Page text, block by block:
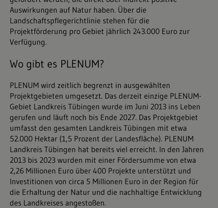
Auswirkungen auf Natur haben. Über die
Landschaftspflegerichtlinie stehen für die
Projektförderung pro Gebiet jährlich 243.000 Euro zur
Verfügung.
Wo gibt es PLENUM?
PLENUM wird zeitlich begrenzt in ausgewählten
Projektgebieten umgesetzt. Das derzeit einzige PLENUM-
Gebiet Landkreis Tübingen wurde im Juni 2013 ins Leben
gerufen und läuft noch bis Ende 2027. Das Projektgebiet
umfasst den gesamten Landkreis Tübingen mit etwa
52.000 Hektar (1,5 Prozent der Landesfläche). PLENUM
Landkreis Tübingen hat bereits viel erreicht. In den Jahren
2013 bis 2023 wurden mit einer Fördersumme von etwa
2,26 Millionen Euro über 400 Projekte unterstützt und
Investitionen von circa 5 Millionen Euro in der Region für
die Erhaltung der Natur und die nachhaltige Entwicklung
des Landkreises angestoßen.